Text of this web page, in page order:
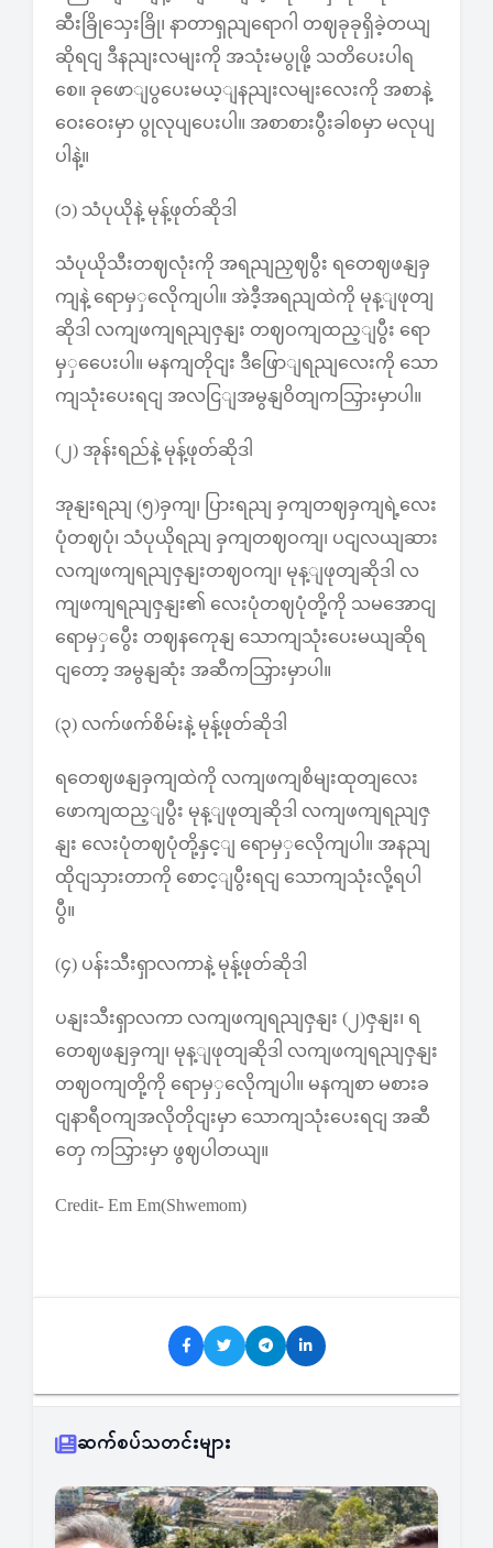
ဆီးခြိုသှေးခြို၊ နာတာရှညျရောဂါ တဈခုခုရှိခဲ့တယျ
ဆိုရငျ ဒီနညျးလမျးကို အသုံးမပွုဖို့ သတိပေးပါရ
စေ။ ခုဖောျပွပေးမယ့ျနညျးလမျးလေးကို အစာနဲ့
ဝေးဝေးမှာ ပွုလုပျပေးပါ။ အစာစားပွီးခါစမှာ မလုပျ
ပါနဲ့။
(၁) သံပုယိုနဲ့ မုန့်ဖုတ်ဆိုဒါ
သံပုယိုသီးတဈလုံးကို အရညျညှဈပွီး ရတေဈဖနျခှ
ကျနဲ့ ရောမှှလေိုကျပါ။ အဲဒီ့အရညျထဲကို မုန့ျဖုတျ
ဆိုဒါ လကျဖကျရညျဇှနျး တဈဝကျထည့ျပွီး ရော
မှှပေေးပါ။ မနကျတိုငျး ဒီဖြောျရညျလေးကို သော
ကျသုံးပေးရငျ အလငြျအမွနျဝိတျကသြှားမှာပါ။
(၂) အုန်းရည်နဲ့ မုန့်ဖုတ်ဆိုဒါ
အုနျးရညျ (၅)ခှကျ၊ ပြားရညျ ခှကျတဈခှကျရဲ့လေး
ပုံတဈပုံ၊ သံပုယိုရညျ ခှကျတဈဝကျ၊ ပငျလယျဆား
လကျဖကျရညျဇှနျးတဈဝကျ၊ မုန့ျဖုတျဆိုဒါ လ
ကျဖကျရညျဇှနျး၏ လေးပုံတဈပုံတို့ကို သမအောငျ
ရောမှှပွေီး တဈနကေုနျ သောကျသုံးပေးမယျဆိုရ
ငျတော့ အမွနျဆုံး အဆီကသြှားမှာပါ။
(၃) လက်ဖက်စိမ်းနဲ့ မုန့်ဖုတ်ဆိုဒါ
ရတေဈဖနျခှကျထဲကို လကျဖကျစိမျးထုတျလေး
ဖောကျထည့ျပွီး မုန့ျဖုတျဆိုဒါ လကျဖကျရညျဇှ
နျး လေးပုံတဈပုံတို့နှင့ျ ရောမှှလေိုကျပါ။ အနညျ
ထိုငျသှားတာကို စောင့ျပွီးရငျ သောကျသုံးလို့ရပါ
ပွီ။
(၄) ပန်းသီးရှာလကာနဲ့ မုန့်ဖုတ်ဆိုဒါ
ပနျးသီးရှာလကာ လကျဖကျရညျဇှနျး (၂)ဇှနျး၊ ရ
တေဈဖနျခှကျ၊ မုန့ျဖုတျဆိုဒါ လကျဖကျရညျဇှနျး
တဈဝကျတို့ကို ရောမှှလေိုကျပါ။ မနကျစာ မစားခ
ငျနာရီဝကျအလိုတိုငျးမှာ သောကျသုံးပေးရငျ အဆီ
တှေ ကသြှားမှာ ဖွဈပါတယျ။
Credit- Em Em(Shwemom)
ဆက်စပ်သတင်းများ